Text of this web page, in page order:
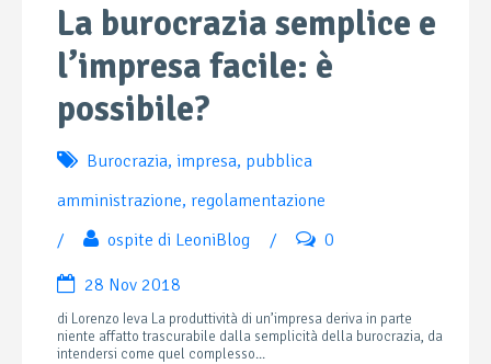
La burocrazia semplice e
l’impresa facile: è
possibile?
Burocrazia, impresa, pubblica
amministrazione, regolamentazione
/
ospite di LeoniBlog / 0
28 Nov 2018
di Lorenzo Ieva La produttività di un’impresa deriva in parte
niente affatto trascurabile dalla semplicità della burocrazia, da
intendersi come quel complesso...